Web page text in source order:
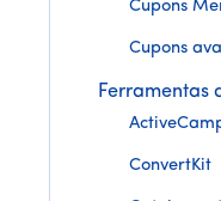
Cupons
Cupons
Ferramentas
ConvertKit